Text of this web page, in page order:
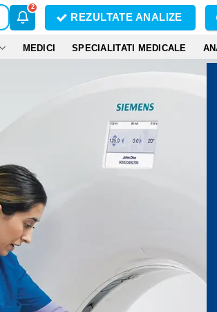
2
REZULTATE ANALIZE
MEDICI SPECIALITATI MEDICALE